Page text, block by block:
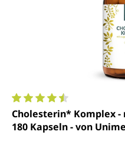
Durchschnittliche
Cholesterin* Komplex -
180 Kapseln - von